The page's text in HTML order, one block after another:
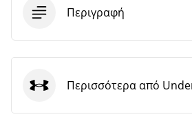
Περιγραφή
Under Armour
Περισσότερα από